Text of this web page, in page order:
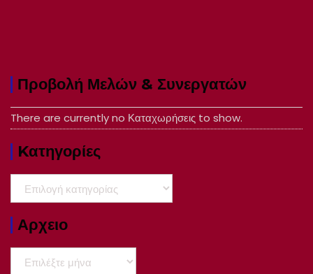
Προβολή Μελών & Συνεργατών
There are currently no Καταχωρήσεις to show.
Kατηγορίες
Kατηγορίες
Αρχειο
Αρχειο